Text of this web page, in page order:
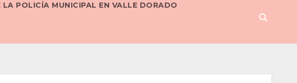
POLICÍA MUNICIPAL EN VALLE DORADO